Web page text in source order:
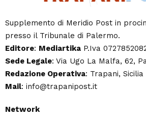
Supplemento di Meridio Post in
presso il Tribunale di Palermo.
Editore: Mediartika P.Iva
Sede Legale: Via Ugo La Malfa, 62,
Redazione Operativa: Trapani, Sicilia
Mail: info@trapanipost.it
Network